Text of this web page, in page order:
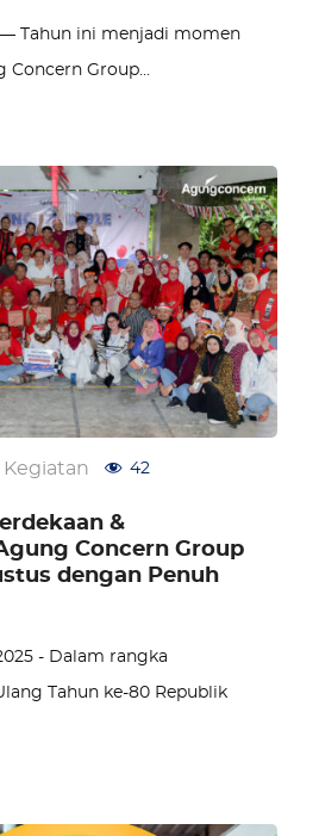
— Tahun ini menjadi momen
Concern Group…
Kegiatan 42
&
Concern Group
dengan Penuh
- Dalam rangka
Tahun ke-80 Republik